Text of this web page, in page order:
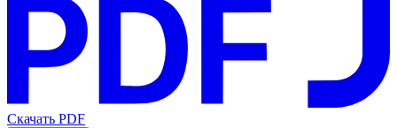
Скачать PDF